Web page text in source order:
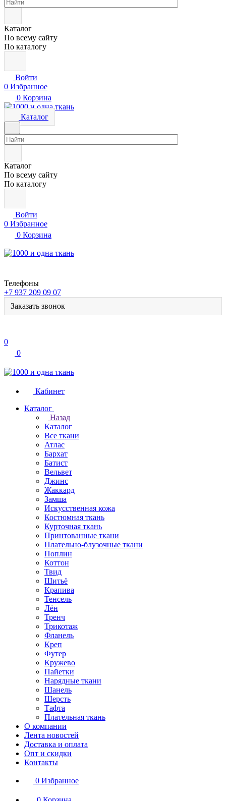
Каталог
По всему сайту
По каталогу
Войти
0 Избранное
0 Корзина
Каталог
Каталог
По всему сайту
По каталогу
Войти
0 Избранное
0 Корзина
Телефоны
+7 937 209 09 07
Заказать звонок
0
0
Кабинет
Каталог
Назад
Каталог
Все ткани
Атлас
Бархат
Батист
Вельвет
Джинс
Жаккард
Замша
Искусственная кожа
Костюмная ткань
Курточная ткань
Принтованные ткани
Плательно-блузочные ткани
Поплин
Коттон
Твид
Шитьё
Крапива
Тенсель
Лён
Тренч
Трикотаж
Фланель
Креп
Футер
Кружево
Пайетки
Нарядные ткани
Шанель
Шерсть
Тафта
Плательная ткань
О компании
Лента новостей
Доставка и оплата
Опт и скидки
Контакты
0 Избранное